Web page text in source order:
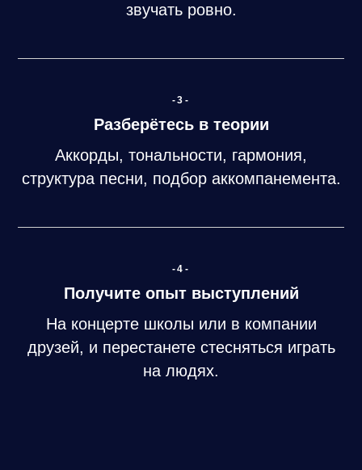
звучать ровно.
-3-
Разберётесь в теории
Аккорды, тональности, гармония,
структура песни, подбор аккомпанемента.
-4-
Получите опыт выступлений
На концерте школы или в компании
друзей, и перестанете стесняться играть
на людях.